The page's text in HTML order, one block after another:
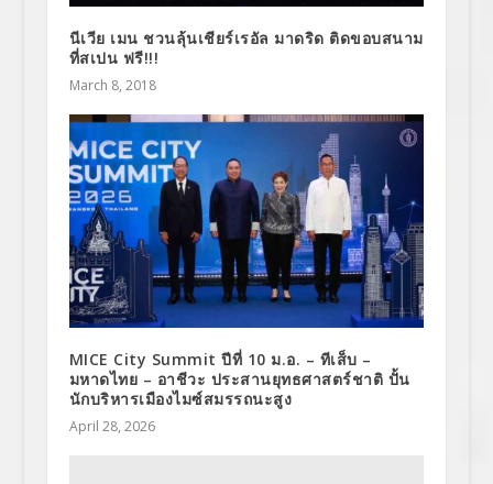
นีเวีย เมน ชวนลุ้นเชียร์เรอัล มาดริด ติดขอบสนาม
ที่สเปน ฟรี!!!
March 8, 2018
MICE City Summit ปีที่ 10 ม.อ. – ทีเส็บ –
มหาดไทย – อาชีวะ ประสานยุทธศาสตร์ชาติ ปั้น
นักบริหารเมืองไมซ์สมรรถนะสูง
April 28, 2026